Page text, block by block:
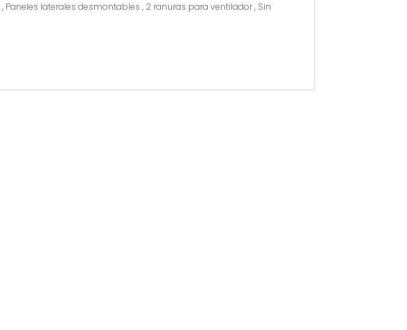
laterales desmontables , 2 ranuras para ventilador , Sin